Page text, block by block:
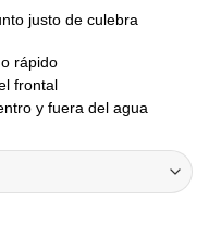
justo de culebra
rápido
frontal
y fuera del agua